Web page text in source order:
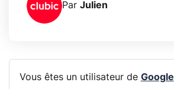
Par Julien
Vous êtes un utilisateur de Google